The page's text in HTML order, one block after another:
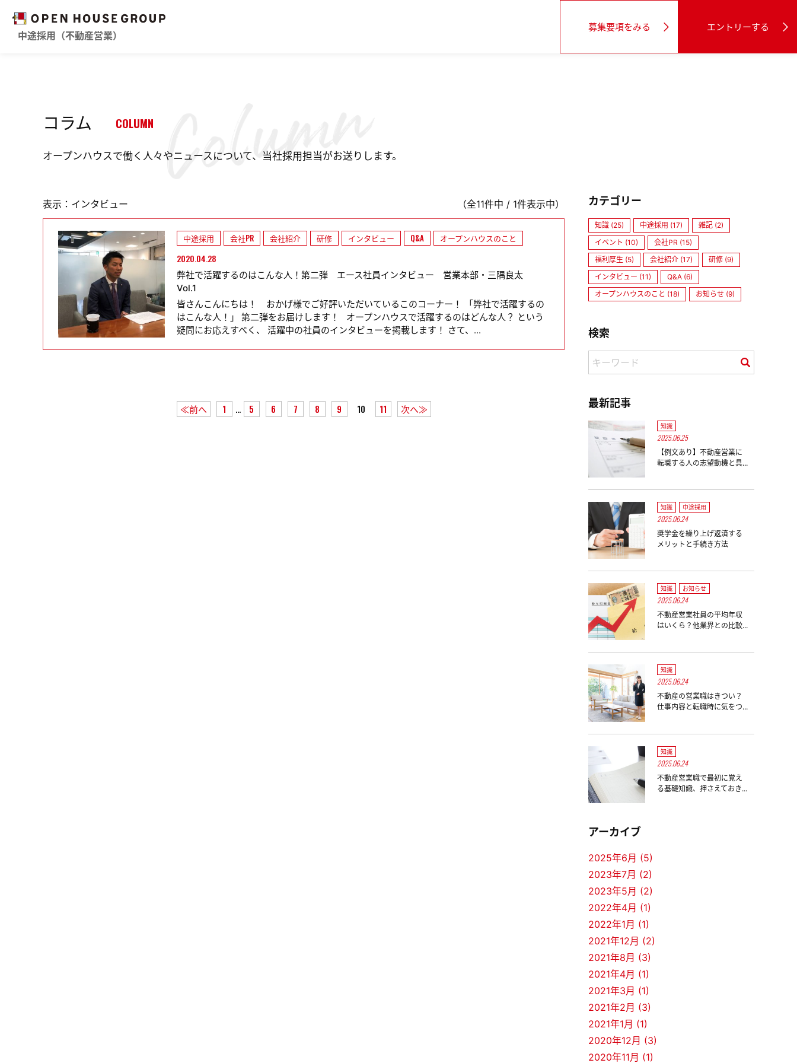
中途採用（不動産営業）
募集要項をみる エントリーする
コラム COLUMN
オープンハウスで働く人々やニュースについて、当社採用担当がお送りします。
表示：インタビュー （全11件中 / 1件表示中）
中途採用 会社PR 会社紹介 研修 インタビュー Q&A オープンハウスのこと
2020.04.28
弊社で活躍するのはこんな人！第二弾 エース社員インタビュー 営業本部・三隅良太
Vol.1
皆さんこんにちは！ おかげ様でご好評いただいているこのコーナー！ 「弊社で活躍するの
はこんな人！」 第二弾をお届けします！ オープンハウスで活躍するのはどんな人？ という
疑問にお応えすべく、 活躍中の社員のインタビューを掲載します！ さて、...
≪前へ 1 ... 5 6 7 8 9 10 11 次へ≫
カテゴリー
知識 (25) 中途採用 (17)
雑記 (2)
イベント (10)
会社PR (15)
福利厚生 (5)
会社紹介 (17)
研修 (9)
インタビュー (11)
Q&A (6)
オープンハウスのこと (18)
お知らせ (9)
検索
最新記事
知識
2025.06.25
【例文あり】不動産営業に
転職する人の志望動機と具...
知識 中途採用
2025.06.24
奨学金を繰り上げ返済する
メリットと手続き方法
知識 お知らせ
2025.06.24
不動産営業社員の平均年収
はいくら？他業界との比較...
知識
2025.06.24
不動産の営業職はきつい？
仕事内容と転職時に気をつ...
知識
2025.06.24
不動産営業職で最初に覚え
る基礎知識、押さえておき...
アーカイブ
2025年6月 (5)
2023年7月 (2)
2023年5月 (2)
2022年4月 (1)
2022年1月 (1)
2021年12月 (2)
2021年8月 (3)
2021年4月 (1)
2021年3月 (1)
2021年2月 (3)
2021年1月 (1)
2020年12月 (3)
2020年11月 (1)